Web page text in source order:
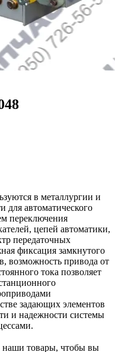
в металлургии и
авто­матического
переключения
цепей автоматики,
передаточных
фиксация замкнутого
возможность привода от
тока позволяет
задающих элементов
и надежности системы
наши товары, чтобы вы